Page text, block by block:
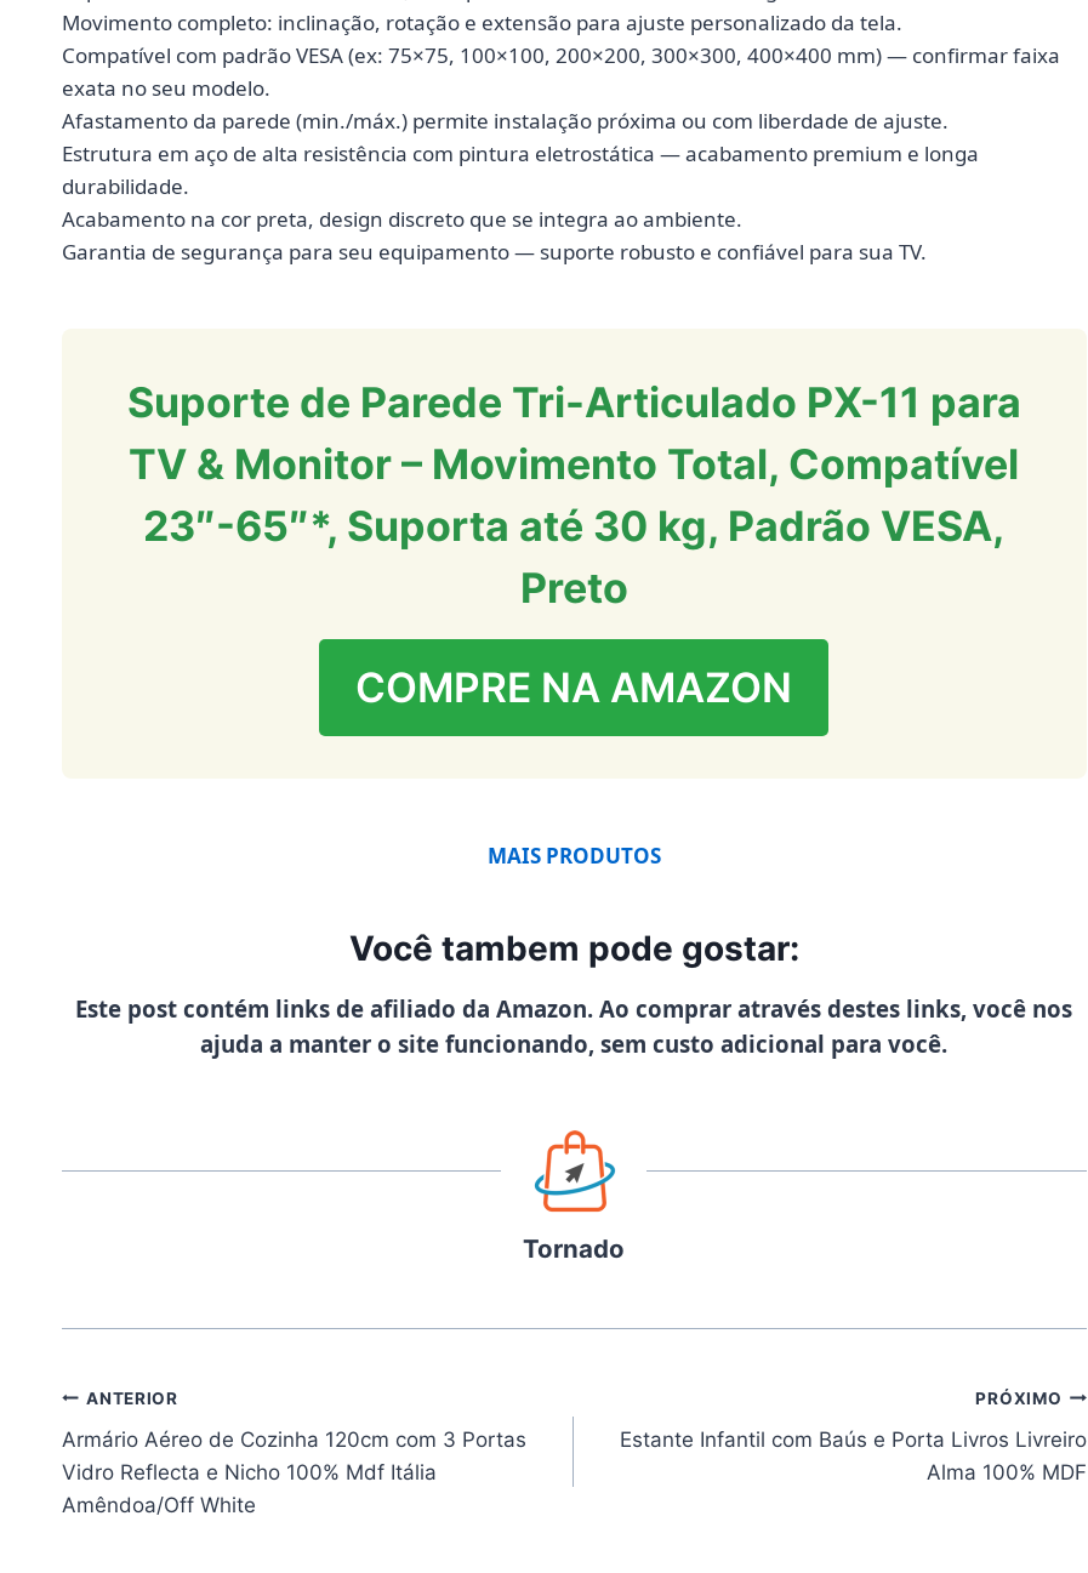
Movimento completo: inclinação, rotação e extensão para ajuste personalizado da tela.
Compatível com padrão VESA (ex: 75×75, 100×100, 200×200, 300×300, 400×400 mm) — confirmar faixa
exata no seu modelo.
Afastamento da parede (min./máx.) permite instalação próxima ou com liberdade de ajuste.
Estrutura em aço de alta resistência com pintura eletrostática — acabamento premium e longa
durabilidade.
Acabamento na cor preta, design discreto que se integra ao ambiente.
Garantia de segurança para seu equipamento — suporte robusto e confiável para sua TV.
Suporte de Parede Tri-Articulado PX-11 para
TV & Monitor – Movimento Total, Compatível
23″-65″*, Suporta até 30 kg, Padrão VESA,
Preto
COMPRE NA AMAZON
MAIS PRODUTOS
Você tambem pode gostar:
Este post contém links de afiliado da Amazon. Ao comprar através destes links, você nos
ajuda a manter o site funcionando, sem custo adicional para você.
Tornado
Navegação
de
Post
ANTERIOR
Armário Aéreo de Cozinha 120cm com 3 Portas
Vidro Reflecta e Nicho 100% Mdf Itália
Amêndoa/Off White
PRÓXIMO
Estante Infantil com Baús e Porta Livros Livreiro
Alma 100% MDF